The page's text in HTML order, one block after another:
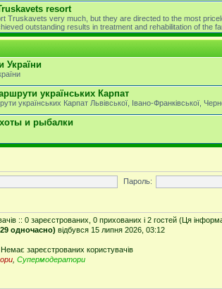
resort
Truskavets very much, but they are directed to the most
outstanding results in treatment and rehabilitation of the
України
українських Карпат
українських Карпат Львівської, Івано-Франківської,
и рыбалки
Пароль:
:: 0 зареєстрованих, 0 прихованих і 2 гостей (Ця
одночасно) відбувся 15 липня 2026, 03:12
зареєстрованих користувачів
Супермодератори